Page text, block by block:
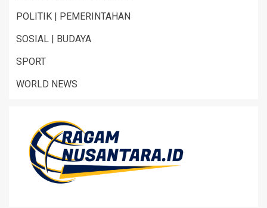
POLITIK | PEMERINTAHAN
SOSIAL | BUDAYA
SPORT
WORLD NEWS